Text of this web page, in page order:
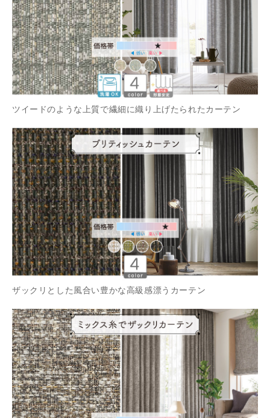
ツイードのような上質で繊細に織り上げたられたカーテン
ザックリとした風合い豊かな高級感漂うカーテン